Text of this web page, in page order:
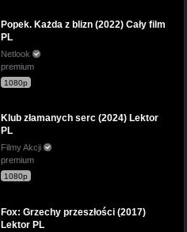
Popek. Każda z blizn (2022) Cały film
PL
Netlook
premium
1080p
Klub złamanych serc (2024) Lektor
PL
Filmy Akcji
premium
1080p
Fox: Grzechy przeszłości (2017)
Lektor PL